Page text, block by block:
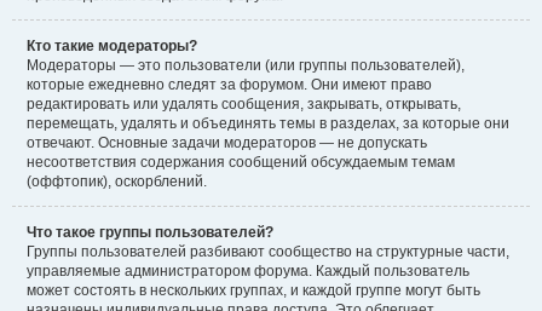
Кто такие модераторы?
Модераторы — это пользователи (или группы пользователей),
которые ежедневно следят за форумом. Они имеют право
редактировать или удалять сообщения, закрывать, открывать,
перемещать, удалять и объединять темы в разделах, за которые они
отвечают. Основные задачи модераторов — не допускать
несоответствия содержания сообщений обсуждаемым темам
(оффтопик), оскорблений.
Что такое группы пользователей?
Группы пользователей разбивают сообщество на структурные части,
управляемые администратором форума. Каждый пользователь
может состоять в нескольких группах, и каждой группе могут быть